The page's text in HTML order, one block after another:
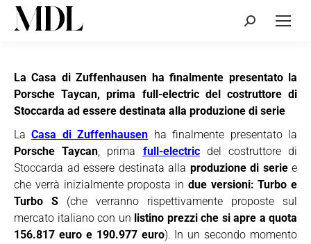
Cerca:
La Casa di Zuffenhausen ha finalmente presentato la
Porsche Taycan, prima full-electric del costruttore di
Stoccarda ad essere destinata alla produzione di serie
LaCasa di Zuffenhausen ha finalmente presentato la
Porsche Taycan, prima full-electricdel costruttore di
Stoccarda ad essere destinata alla produzione di seriee
che verrà inizialmente proposta in due versioni: Turbo e
Turbo S (che verranno rispettivamente proposte sul
mercato italiano con un listino prezzi che si apre a quota
156.817 euro e 190.977 euro). In un secondo momento